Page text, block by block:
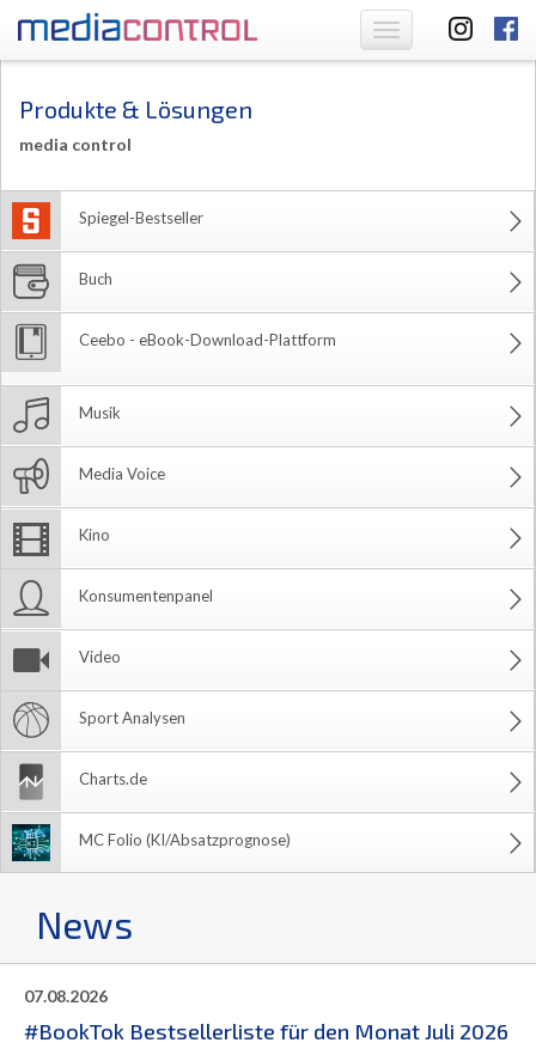
Toggle
navigation
Produkte & Lösungen
media control
Spiegel-Bestseller
Buch
Ceebo - eBook-Download-Plattform
Musik
Media Voice
Kino
Konsumentenpanel
Video
Sport Analysen
Charts.de
MC Folio (KI/Absatzprognose)
News
07.08.2026
#BookTok Bestsellerliste für den Monat Juli 2026